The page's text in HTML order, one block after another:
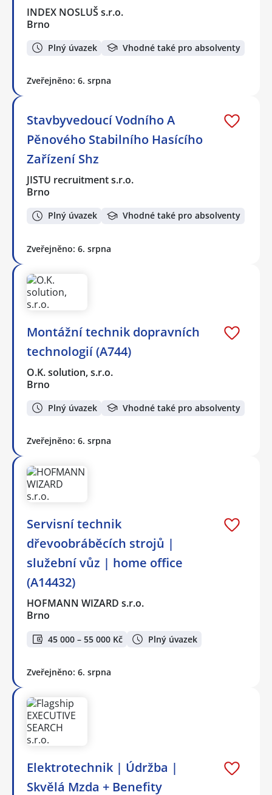
INDEX NOSLUŠ s.r.o.
Brno
Plný úvazek Vhodné také pro absolventy
Zveřejněno: 6. srpna
Stavbyvedoucí Vodního A
Pěnového Stabilního Hasícího
Zařízení Shz
JISTU recruitment s.r.o.
Brno
Plný úvazek Vhodné také pro absolventy
Zveřejněno: 6. srpna
Montážní technik dopravních
technologií (A744)
O.K. solution, s.r.o.
Brno
Plný úvazek Vhodné také pro absolventy
Zveřejněno: 6. srpna
️Servisní technik
dřevoobráběcích strojů |
služební vůz | home office
(A14432)
HOFMANN WIZARD s.r.o.
Brno
45 000 – 55 000 Kč Plný úvazek
Zveřejněno: 6. srpna
Elektrotechnik | Údržba |
Skvělá Mzda + Benefity